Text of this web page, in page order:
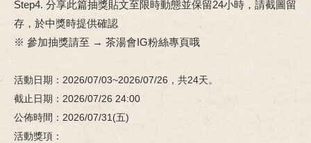
Step4. 分享此篇抽獎貼文至限時動態並保留24小時，請截圖留
存，於中獎時提供確認
※ 參加抽獎請至 → 茶湯會IG粉絲專頁哦
活動日期：2026/07/03~2026/07/26，共24天。
截止日期：2026/07/26 24:00
公佈時間：2026/07/31(五)
活動獎項：